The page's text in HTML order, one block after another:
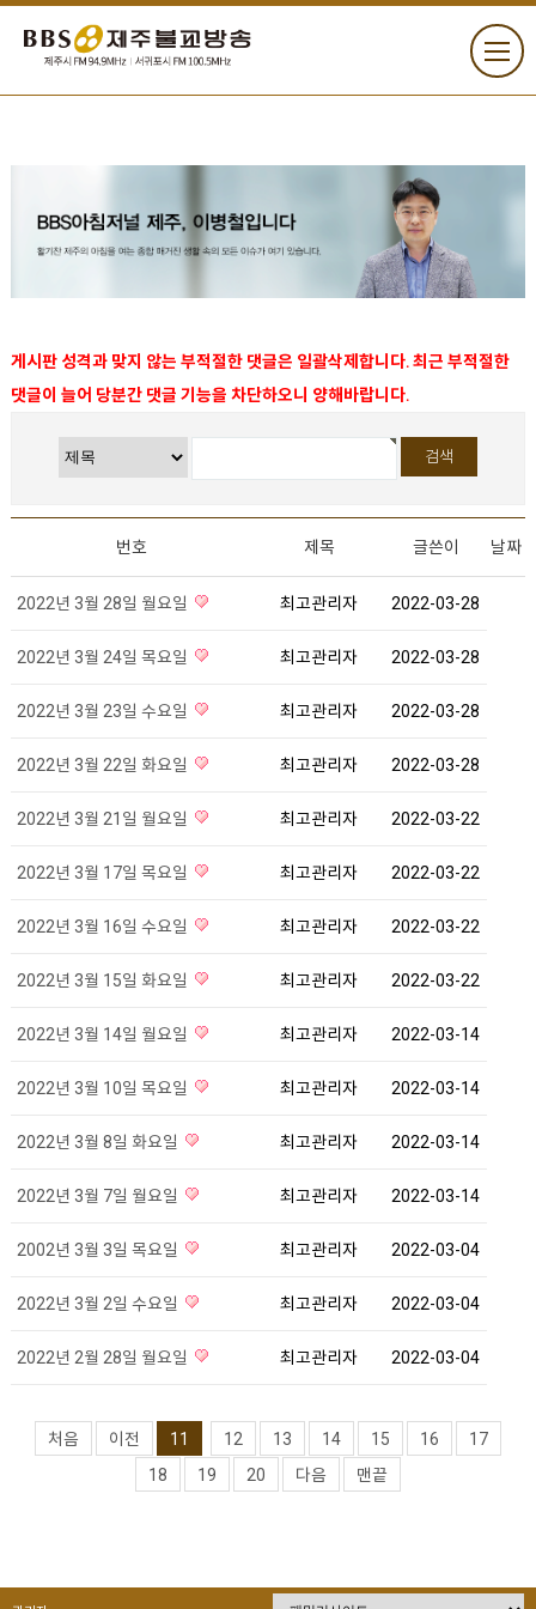
게시판 성격과 맞지 않는 부적절한 댓글은 일괄삭제합니다. 최근 부적절한
댓글이 늘어 당분간 댓글 기능을 차단하오니 양해바랍니다.
번호 제목 글쓴이 날짜
2022년 3월 28일 월요일 최고관리자 2022-03-28
2022년 3월 24일 목요일 최고관리자 2022-03-28
2022년 3월 23일 수요일 최고관리자 2022-03-28
2022년 3월 22일 화요일 최고관리자 2022-03-28
2022년 3월 21일 월요일 최고관리자 2022-03-22
2022년 3월 17일 목요일 최고관리자 2022-03-22
2022년 3월 16일 수요일 최고관리자 2022-03-22
2022년 3월 15일 화요일 최고관리자 2022-03-22
2022년 3월 14일 월요일 최고관리자 2022-03-14
2022년 3월 10일 목요일 최고관리자 2022-03-14
2022년 3월 8일 화요일 최고관리자 2022-03-14
2022년 3월 7일 월요일 최고관리자 2022-03-14
2002년 3월 3일 목요일 최고관리자 2022-03-04
2022년 3월 2일 수요일 최고관리자 2022-03-04
2022년 2월 28일 월요일 최고관리자 2022-03-04
처음 이전 11 12 13 14 15 16
17
18
19 20 다음 맨끝